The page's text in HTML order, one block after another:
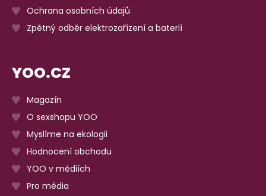
Ochrana osobních údajů
Zpětný odběr elektrozařízení a baterií
YOO.CZ
Magazín
O sexshopu YOO
Myslíme na ekologii
Hodnocení obchodu
YOO v médiích
Pro média